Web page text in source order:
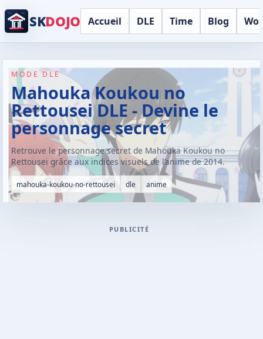
SKDOJO Accueil DLE Time Blog
MODE DLE
Mahouka Koukou no
Rettousei DLE - Devine le
personnage secret
Retrouve le personnage secret de Mahouka Koukou no
Rettousei grâce aux indices visuels de l’anime de 2014.
mahouka-koukou-no-rettousei dle anime
PUBLICITÉ